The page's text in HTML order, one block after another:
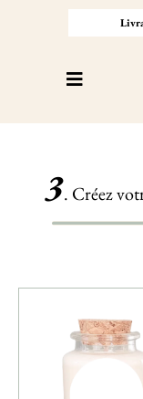
Toggle
Personnaliser sa
Nos bougies
À propos
3. Créez